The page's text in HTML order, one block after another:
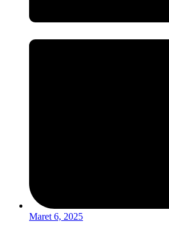
Maret 6, 2025